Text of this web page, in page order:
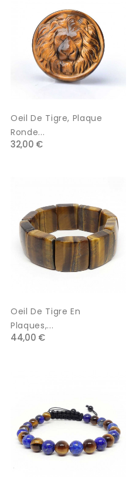
Oeil De Tigre, Plaque
Ronde...
32,00 €
Oeil De Tigre En
Plaques,...
44,00 €